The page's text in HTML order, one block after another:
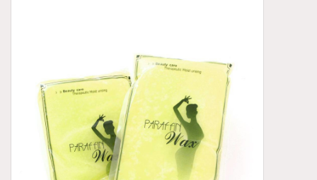
Aluminium koffer/Trolley
Apparatuur